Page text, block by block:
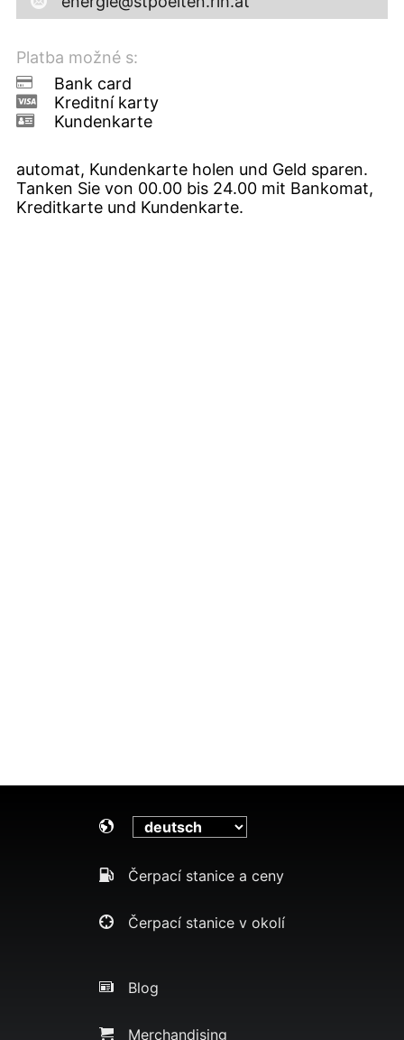
Platba možné s:
Bank card
Kreditní karty
Kundenkarte
automat, Kundenkarte holen und Geld sparen.
Tanken Sie von 00.00 bis 24.00 mit Bankomat,
Kreditkarte und Kundenkarte.
Čerpací stanice a ceny
Čerpací stanice v okolí
Blog
Merchandising